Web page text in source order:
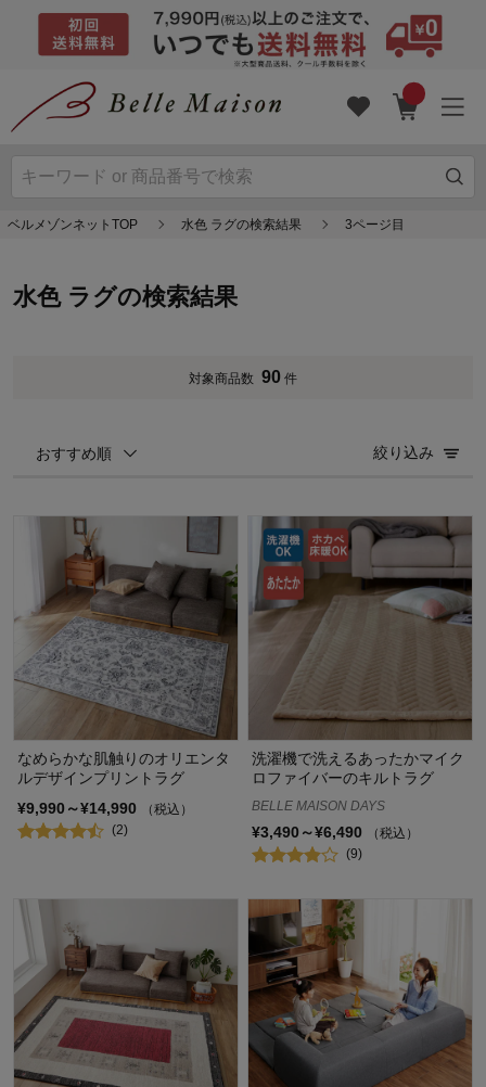
ベルメゾンネットTOP 水色 ラグの検索結果 3ページ目
水色 ラグの検索結果
対象商品数 90 件
おすすめ順 絞り込み
なめらかな肌触りのオリエンタ
ルデザインプリントラグ
¥9,990～¥14,990
（税込）
(2)
洗濯機で洗えるあったかマイク
ロファイバーのキルトラグ
BELLE MAISON DAYS
¥3,490～¥6,490
（税込）
(9)